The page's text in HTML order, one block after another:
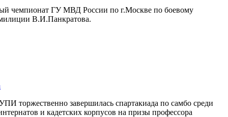
чемпионат ГУ МВД России по г.Москве по боевому
В.И.Панкратова.
торжественно завершилась спартакиада по самбо среди
и кадетских корпусов на призы профессора